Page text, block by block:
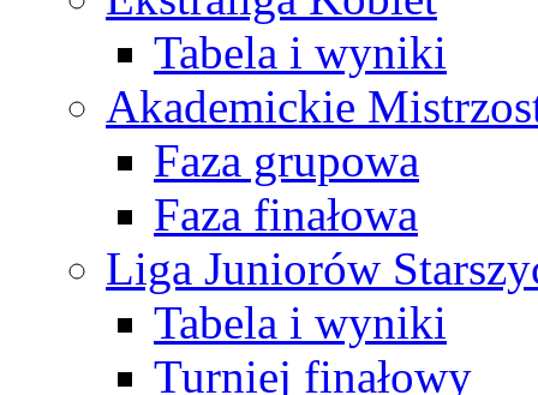
Tabela i wyniki
Akademickie
Faza grupowa
Faza finałowa
Liga Juniorów
Tabela i wyniki
Turniej finałowy